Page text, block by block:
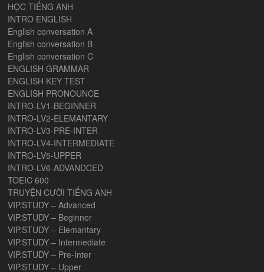
HỌC TIẾNG ANH
INTRO ENGLISH
English conversation A
English conversation B
English conversation C
ENGLISH GRAMMAR
ENGLISH KEY TEST
ENGLISH PRONOUNCE
INTRO-LV1-BEGINNER
INTRO-LV2-ELEMANTARY
INTRO-LV3-PRE-INTER
INTRO-LV4-INTERMEDIATE
INTRO-LV5-UPPER
INTRO-LV6-ADVANDCED
TOEIC 600
TRUYỆN CƯỜI TIẾNG ANH
VIP.STUDY – Advanced
VIP.STUDY – Beginner
VIP.STUDY – Elemantary
VIP.STUDY – Intermediate
VIP.STUDY – Pre-Inter
VIP.STUDY – Upper